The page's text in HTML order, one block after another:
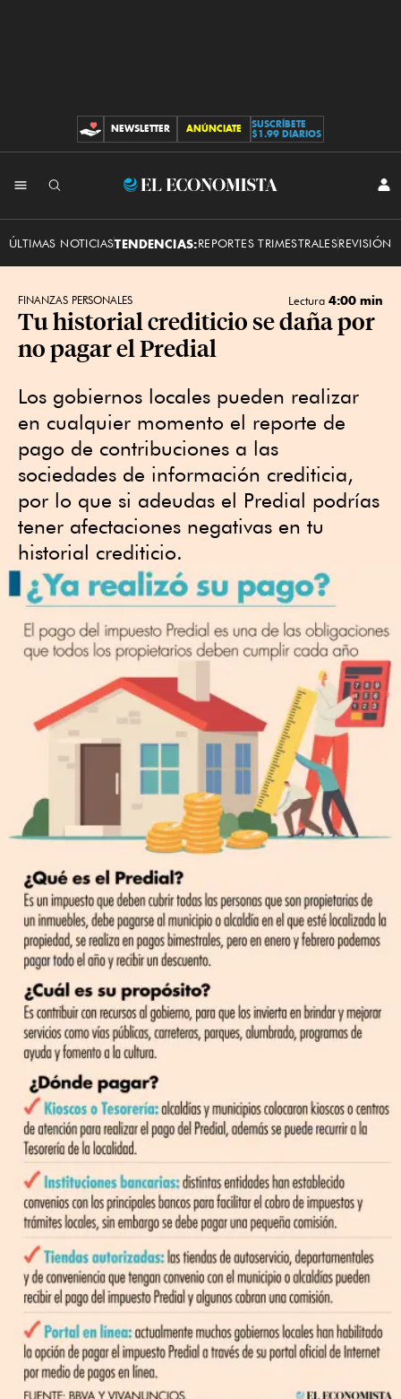
CONTRIBUCIONES
NEWSLETTER ANÚNCIATE
SUSCRÍBETE
$1.99 DIARIOS
El
ÚLTIMAS NOTICIASTENDENCIAS:REPORTES TRIMESTRALESREVISIÓN
FINANZAS PERSONALES Lectura 4:00 min
Tu historial crediticio se daña por
no pagar el Predial
Los gobiernos locales pueden realizar
en cualquier momento el reporte de
pago de contribuciones a las
sociedades de información crediticia,
por lo que si adeudas el Predial podrías
tener afectaciones negativas en tu
historial crediticio.